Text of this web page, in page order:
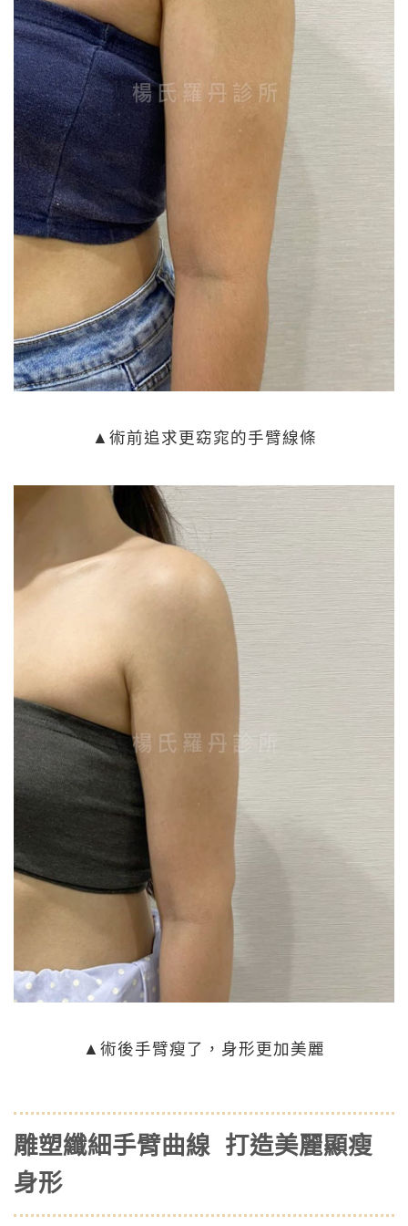
▲術前追求更窈窕的手臂線條
▲術後手臂瘦了，身形更加美麗
雕塑纖細手臂曲線 打造美麗顯瘦
身形